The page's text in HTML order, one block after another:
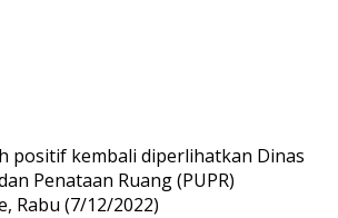
positif kembali diperlihatkan Dinas
Penataan Ruang (PUPR)
Rabu (7/12/2022)